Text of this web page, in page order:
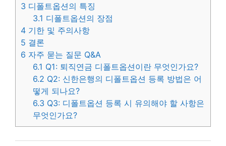
3 디폴트옵션의 특징
3.1 디폴트옵션의 장점
4 기한 및 주의사항
5 결론
6 자주 묻는 질문 Q&A
6.1 Q1: 퇴직연금 디폴트옵션이란 무엇인가요?
6.2 Q2: 신한은행의 디폴트옵션 등록 방법은 어
떻게 되나요?
6.3 Q3: 디폴트옵션 등록 시 유의해야 할 사항은
무엇인가요?